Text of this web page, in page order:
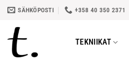
Skip
content
SÄHKÖPOSTI +358 40 350 2371
TEKNIIKAT